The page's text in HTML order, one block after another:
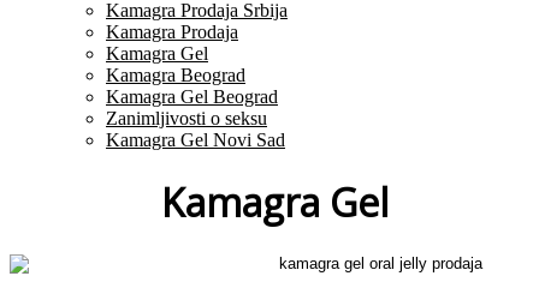
Kamagra Prodaja Srbija
Kamagra Prodaja
Kamagra Gel
Kamagra Beograd
Kamagra Gel Beograd
Zanimljivosti o seksu
Kamagra Gel Novi Sad
Kamagra Gel